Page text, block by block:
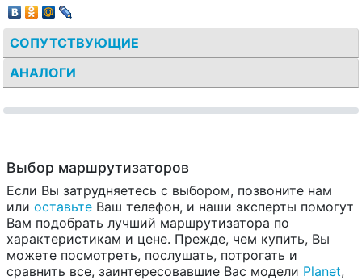
СОПУТСТВУЮЩИЕ
АНАЛОГИ
Выбор маршрутизаторов
Если Вы затрудняетесь с выбором, позвоните нам
или оставьте Ваш телефон, и наши эксперты помогут
Вам подобрать лучший маршрутизатора по
характеристикам и цене. Прежде, чем купить, Вы
можете посмотреть, послушать, потрогать и
сравнить все, заинтересовавшие Вас модели Planet,